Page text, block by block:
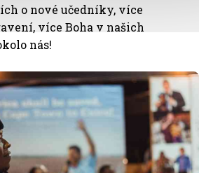
o nové učedníky, více
více Boha v našich
nás!